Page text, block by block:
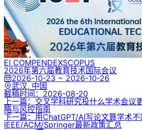
EI COMPENDEXSCOPUS
2026年第六届教育技术国际会议
2026-10-23 ~ 2026-10-26
武汉, 中国
截稿时间： 2026-08-20
上一篇：交叉学科研究投什么学术会议
略与风控指南
下一篇：用ChatGPT/AI写论文算学术
IEEE/ACM/Springer最新政策汇总